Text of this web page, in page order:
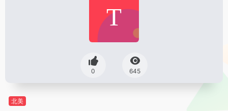
0 645
北美